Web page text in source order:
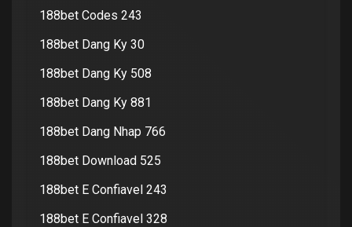
188bet Codes 243
188bet Dang Ky 30
188bet Dang Ky 508
188bet Dang Ky 881
188bet Dang Nhap 766
188bet Download 525
188bet E Confiavel 243
188bet E Confiavel 328